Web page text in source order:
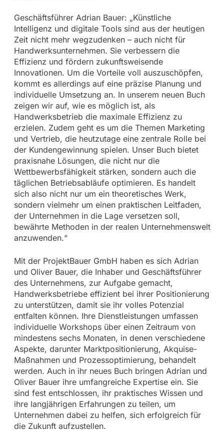
Geschäftsführer Adrian Bauer: „Künstliche
Intelligenz und digitale Tools sind aus der heutigen
Zeit nicht mehr wegzudenken – auch nicht für
Handwerksunternehmen. Sie verbessern die
Effizienz und fördern zukunftsweisende
Innovationen. Um die Vorteile voll auszuschöpfen,
kommt es allerdings auf eine präzise Planung und
individuelle Umsetzung an. In unserem neuen Buch
zeigen wir auf, wie es möglich ist, als
Handwerksbetrieb die maximale Effizienz zu
erzielen. Zudem geht es um die Themen Marketing
und Vertrieb, die heutzutage eine zentrale Rolle bei
der Kundengewinnung spielen. Unser Buch bietet
praxisnahe Lösungen, die nicht nur die
Wettbewerbsfähigkeit stärken, sondern auch die
täglichen Betriebsabläufe optimieren. Es handelt
sich also nicht nur um ein theoretisches Werk,
sondern vielmehr um einen praktischen Leitfaden,
der Unternehmen in die Lage versetzen soll,
bewährte Methoden in der realen Unternehmenswelt
anzuwenden.“
Mit der ProjektBauer GmbH haben es sich Adrian
und Oliver Bauer, die Inhaber und Geschäftsführer
des Unternehmens, zur Aufgabe gemacht,
Handwerksbetriebe effizient bei ihrer Positionierung
zu unterstützen, damit sie ihr volles Potenzial
entfalten können. Ihre Dienstleistungen umfassen
individuelle Workshops über einen Zeitraum von
mindestens sechs Monaten, in denen verschiedene
Aspekte, darunter Marktpositionierung, Akquise-
Maßnahmen und Prozessoptimierung, behandelt
werden. Auch in ihr neues Buch bringen Adrian und
Oliver Bauer ihre umfangreiche Expertise ein. Sie
sind fest entschlossen, ihr praktisches Wissen und
ihre langjährigen Erfahrungen zu teilen, um
Unternehmen dabei zu helfen, sich erfolgreich für
die Zukunft aufzustellen.